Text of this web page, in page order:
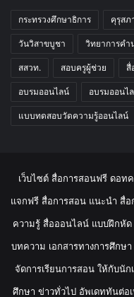
กระทรวงศึกษาธิการ คุรุสภ
วันวิสาขบูชา วิทยาการค
สสวท. สอบครูผู้ช่วย สื่
อบรมออนไลน์ อบรมออนไ
แบบทดสอบวัดความรู้ออนไลน์
เว็บไซต์ สื่อการสอนฟรี ดอท
แจกฟรี สื่อการสอน แนะนำ สื่อ
ความรู้ สื่อออนไลน์ แบบฝึกหัด
บทความ เอกสารทางการศึกษ
จัดการเรียนการสอน ให้กับนั
ศึกษา ข่าวทั่วไป อัพเดททันต่